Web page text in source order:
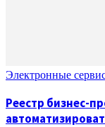
Электронные
Реестр бизнес-